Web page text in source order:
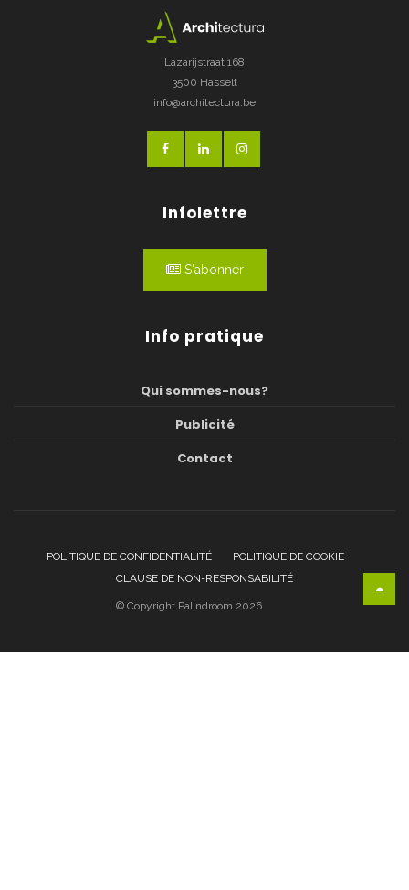
Lazarijstraat 168
3500 Hasselt
info@architectura.be
Infolettre
S'abonner
Info pratique
Qui sommes-nous?
Publicité
Contact
POLITIQUE DE CONFIDENTIALITÉ
POLITIQUE DE COOKIE
CLAUSE DE NON-RESPONSABILITÉ
© Copyright Palindroom 2026